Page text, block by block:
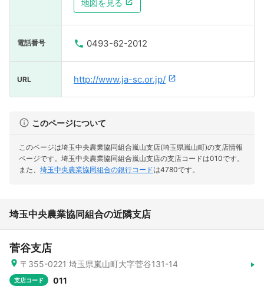
地図を見る
電話番号 0493-62-2012
URL http://www.ja-sc.or.jp/
このページについて
このページは埼玉中央農業協同組合嵐山支店(埼玉県嵐山町)の支店情報
ページです。 埼玉中央農業協同組合嵐山支店の支店コードは010です。
また、 埼玉中央農業協同組合の銀行コードは4780です。
埼玉中央農業協同組合の近隣支店
菅谷支店
〒355-0221 埼玉県嵐山町大字菅谷131-14
支店コード 011